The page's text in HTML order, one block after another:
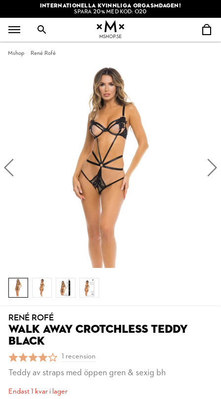
INTERNATIONELLA KVINNLIGA ORGASMDAGEN!
SPARA 20% MED KOD: O20
MSHOP.SE
Mshop René Rofé
RENÉ ROFÉ
WALK AWAY CROTCHLESS TEDDY
BLACK
1 recension
Teddy av straps med öppen gren & sexig bh
Endast 1 kvar i lager